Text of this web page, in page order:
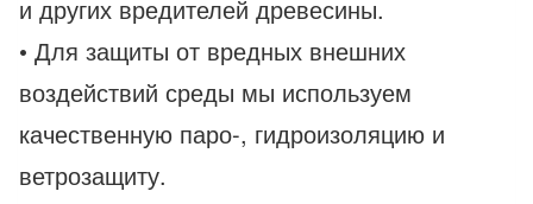
и других вредителей древесины.
• Для защиты от вредных внешних
воздействий среды мы используем
качественную паро-, гидроизоляцию и
ветрозащиту.